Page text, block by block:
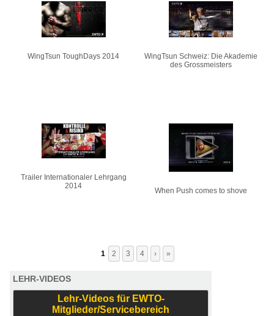
WingTsun ToughDays 2014
WingTsun Schweiz: Die Akademie
des Grossmeisters
Trailer Internationaler Lehrgang
2014
When Push comes to shove
1 2 3 4 › »
LEHR-VIDEOS
Lehr-Videos für EWTO-
Mitglieder/Servicebereich